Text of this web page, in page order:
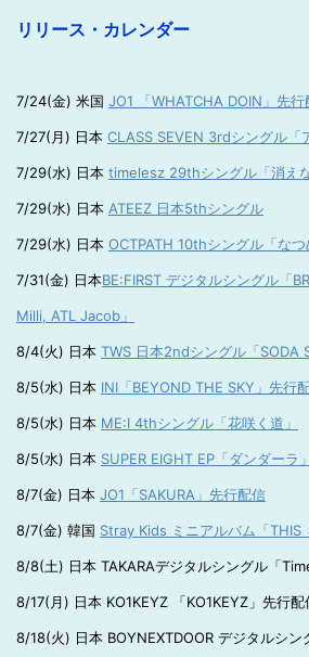
リリース・カレンダー
7/24(金) 米国 JO1 「WHATCHA DOIN」先行
7/27(月) 日本 CLASS SEVEN 3rdシングル「
7/29(水) 日本 timelesz 29thシングル「消え
7/29(水) 日本 ATEEZ 日本5thシングル
7/29(水) 日本 OCTPATH 10thシングル「なつ
7/31(金) 日本BE:FIRST デジタルシングル「
Milli, ATL Jacob」
8/4(火) 日本 TWS 日本2ndシングル「SODA
8/5(水) 日本 INI「BEYOND THE SKY」先行
8/5(水) 日本 ME:I 4thシングル「花咲く道」
8/5(水) 日本 SUPER EIGHT EP「ダンダーラ」
8/7(金) 日本 JO1「SAKURA」先行配信
8/7(金) 韓国 Stray Kids ミニアルバム「THIS
8/8(土) 日本 TAKARAデジタルシングル「
8/17(月) 日本 KO1KEYZ 「KO1KEYZ」先行配
8/18(火) 日本 BOYNEXTDOOR デジタルシ